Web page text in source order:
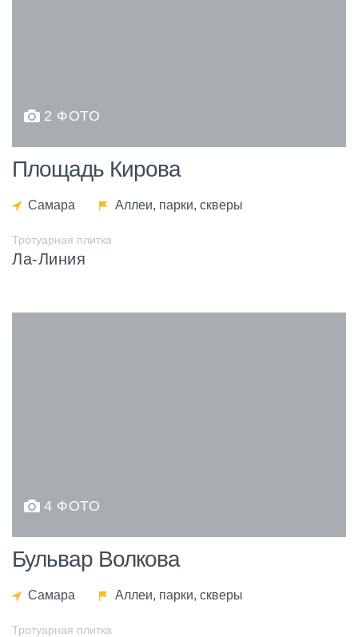
2 ФОТО
Площадь Кирова
Самара Аллеи, парки, скверы
Тротуарная плитка
Ла-Линия
4 ФОТО
Бульвар Волкова
Самара Аллеи, парки, скверы
Тротуарная плитка